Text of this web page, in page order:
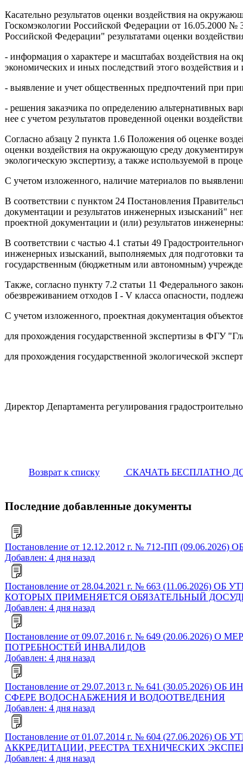
Касательно результатов оценки воздействия на
Госкомэкологии Российской Федерации от 16.05.2000 №
Российской Федерации" результатами оценки
- информация о характере и масштабах воздействия на
экономических и иных последствий этого воздействия
- выявление и учет общественных предпочтений при
- решения заказчика по определению альтернативных
нее с учетом результатов проведенной оценки
Согласно абзацу 2 пункта 1.6 Положения об оценке
оценки воздействия на окружающую среду
экологическую экспертизу, а также используемой в
С учетом изложенного, наличие материалов по
В соответствии с пунктом 24 Постановления
документации и результатов инженерных изысканий"
проектной документации и (или) результатов
В соответствии с частью 4.1 статьи 49
инженерных изысканий, выполняемых для подготовки
государственным (бюджетным или автономным)
Также, согласно пункту 7.2 статьи 11 Федерального
обезвреживанием отходов I - V класса опасности,
С учетом изложенного, проектная документация
для прохождения государственной экспертизы в ФГУ
для прохождения государственной экологической
Директор Департамента регулирования
Возврат к списку СКАЧАТЬ БЕСПЛАТНО
Последние добавленные документы
Постановление от 12.12.2012 г. № 712-ПП
Добавлен: 4 дня назад
Постановление от 28.04.2021 г. № 663
КОТОРЫХ ПРИМЕНЯЕТСЯ ОБЯЗАТЕЛЬНЫЙ
Добавлен: 4 дня назад
Постановление от 09.07.2016 г. № 649
ПОТРЕБНОСТЕЙ ИНВАЛИДОВ
Добавлен: 4 дня назад
Постановление от 29.07.2013 г. № 641
СФЕРЕ ВОДОСНАБЖЕНИЯ И ВОДООТВЕДЕНИЯ
Добавлен: 4 дня назад
Постановление от 01.07.2014 г. № 604
АККРЕДИТАЦИИ, РЕЕСТРА ТЕХНИЧЕСКИХ
Добавлен: 4 дня назад